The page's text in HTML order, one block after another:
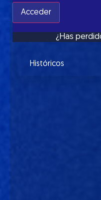
¿Has
Históricos